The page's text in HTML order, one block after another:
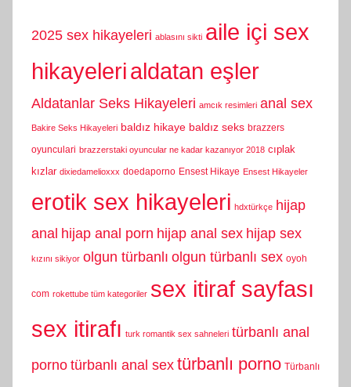
2025 sex hikayeleri ablasını sikti aile içi sex
hikayelerialdatan eşler
Aldatanlar Seks Hikayeleri amcık resimleri anal sex
Bakire Seks Hikayeleri baldız hikaye baldız seks brazzers
oyunculari brazzerstaki oyuncular ne kadar kazanıyor 2018 cıplak
kızlar dixiedamelioxxx doedaporno Ensest Hikaye Ensest Hikayeler
erotik sex hikayeleri hdxtürkçe hijap
anal hijap anal porn hijap anal sex hijap sex
kızını sikiyor olgun türbanlı olgun türbanlı sex oyoh
com rokettube tüm kategoriler sex itiraf sayfası
sex itirafı turk romantik sex sahneleri türbanlı anal
porno türbanlı anal sex türbanlı porno Türbanlı